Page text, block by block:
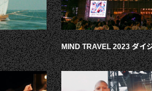
MIND TRAVEL 2023 ダイ